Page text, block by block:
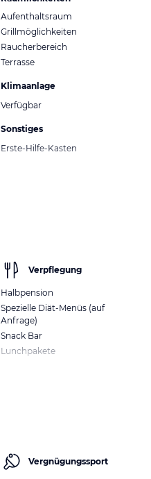
Aufenthaltsraum
Grillmöglichkeiten
Raucherbereich
Terrasse
Klimaanlage
Verfügbar
Sonstiges
Erste-Hilfe-Kasten
Verpflegung
Halbpension
Spezielle Diät-Menüs (auf
Anfrage)
Snack Bar
Lunchpakete
Vergnügungssport